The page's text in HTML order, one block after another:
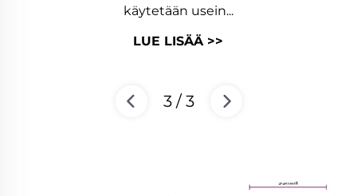
käytetään usein...
LUE LISÄÄ >>
3/ 3